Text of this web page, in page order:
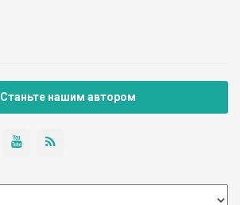
Станьте нашим автором